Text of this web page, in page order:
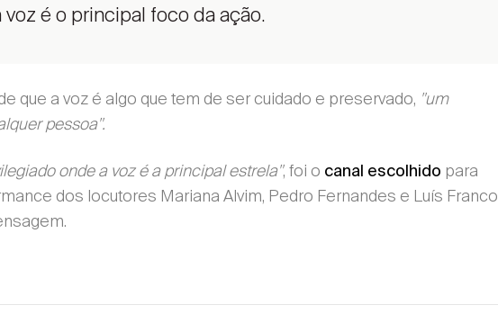
é o principal foco da ação.
que a voz é algo que tem de ser cuidado e preservado, "um
pessoa".
onde a voz é a principal estrela", foi o canal escolhido para
dos locutores Mariana Alvim, Pedro Fernandes e Luís Franco